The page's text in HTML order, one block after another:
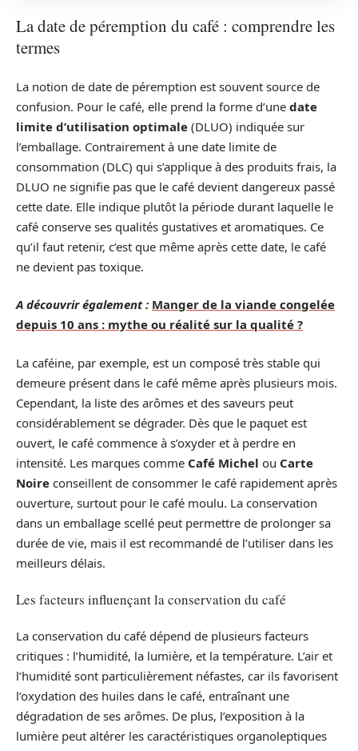
La date de péremption du café : comprendre les
termes
La notion de date de péremption est souvent source de
confusion. Pour le café, elle prend la forme d’une date
limite d’utilisation optimale (DLUO) indiquée sur
l’emballage. Contrairement à une date limite de
consommation (DLC) qui s’applique à des produits frais, la
DLUO ne signifie pas que le café devient dangereux passé
cette date. Elle indique plutôt la période durant laquelle le
café conserve ses qualités gustatives et aromatiques. Ce
qu’il faut retenir, c’est que même après cette date, le café
ne devient pas toxique.
A découvrir également : Manger de la viande congelée
depuis 10 ans : mythe ou réalité sur la qualité ?
La caféine, par exemple, est un composé très stable qui
demeure présent dans le café même après plusieurs mois.
Cependant, la liste des arômes et des saveurs peut
considérablement se dégrader. Dès que le paquet est
ouvert, le café commence à s’oxyder et à perdre en
intensité. Les marques comme Café Michel ou Carte
Noire conseillent de consommer le café rapidement après
ouverture, surtout pour le café moulu. La conservation
dans un emballage scellé peut permettre de prolonger sa
durée de vie, mais il est recommandé de l’utiliser dans les
meilleurs délais.
Les facteurs influençant la conservation du café
La conservation du café dépend de plusieurs facteurs
critiques : l’humidité, la lumière, et la température. L’air et
l’humidité sont particulièrement néfastes, car ils favorisent
l’oxydation des huiles dans le café, entraînant une
dégradation de ses arômes. De plus, l’exposition à la
lumière peut altérer les caractéristiques organoleptiques